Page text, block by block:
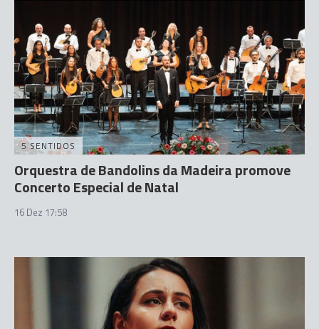
5 SENTIDOS
Orquestra de Bandolins da Madeira promove
Concerto Especial de Natal
16 Dez 17:58